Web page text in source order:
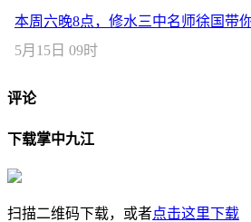
本周六晚8点，修水三中名师徐国带
5月15日 09时
评论
下载掌中九江
扫描二维码下载，或者点击这里下载